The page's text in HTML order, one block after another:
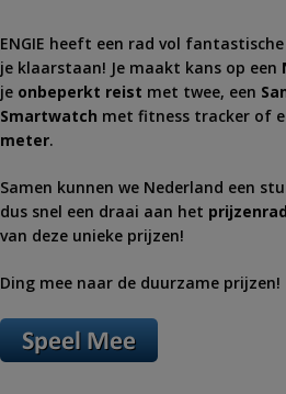
ENGIE heeft een rad vol
je klaarstaan! Je maakt kans op een
je onbeperkt reist met twee, een
Smartwatch met fitness tracker of
meter.
Samen kunnen we Nederland een
dus snel een draai aan het prijzenrad
van deze unieke prijzen!
Ding mee naar de duurzame prijzen!